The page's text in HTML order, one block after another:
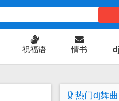
祝福语 情书
热门dj舞曲